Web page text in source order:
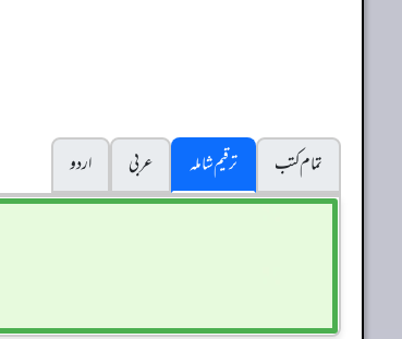
تمام کتب
ترقیم شاملہ عربی
اردو